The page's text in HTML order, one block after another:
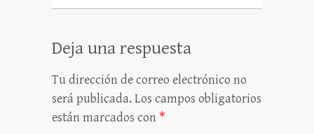
Deja una respuesta
Tu dirección de correo electrónico no
será publicada. Los campos obligatorios
están marcados con *